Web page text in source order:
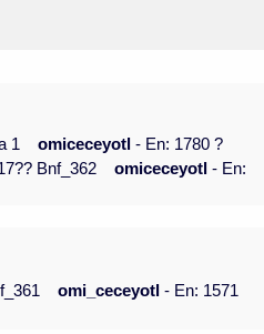
1 omiceceyotl- En: 1780 ?
Bnf_362 omiceceyotl- En:
omi_ceceyotl - En: 1571